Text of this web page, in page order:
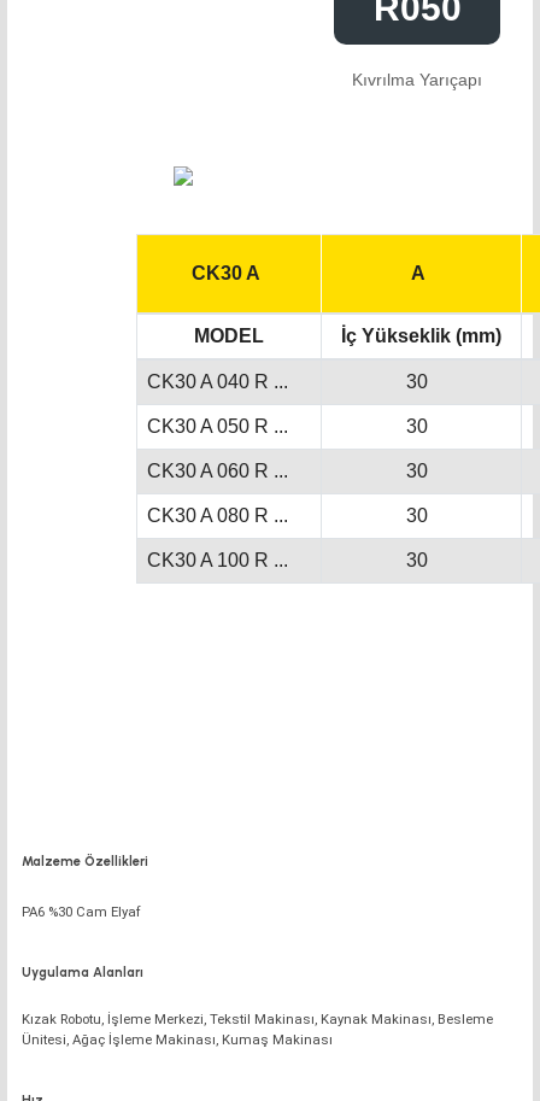
Kıvrılma Yarıçapı
CK30 A A
MODEL İç Yükseklik (mm)
CK30 A 040 R ... 30
CK30 A 050 R ... 30
CK30 A 060 R ... 30
CK30 A 080 R ... 30
CK30 A 100 R ... 30
Malzeme Özellikleri
PA6 %30 Cam Elyaf
Uygulama Alanları
Kızak Robotu, İşleme Merkezi, Tekstil Makinası, Kaynak Makinası, Besleme
Ünitesi, Ağaç İşleme Makinası, Kumaş Makinası